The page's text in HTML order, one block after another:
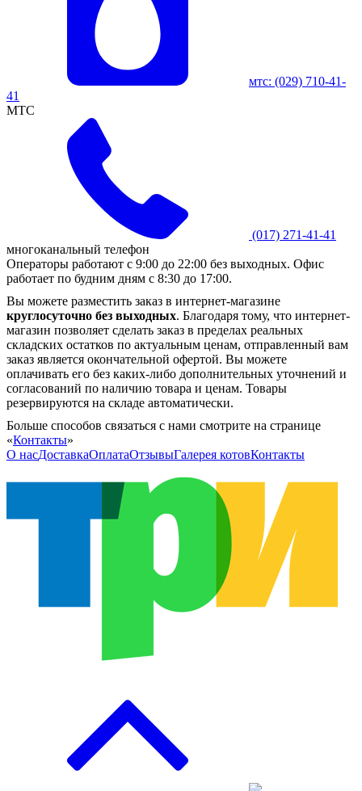
мтс: (029) 710-41-
41
MTC
(017) 271-41-41
многоканальный телефон
Операторы работают с 9:00 до 22:00 без выходных. Офис
работает по будним дням с 8:30 до 17:00.
Вы можете разместить заказ в интернет-магазине
круглосуточно без выходных. Благодаря тому, что интернет-
магазин позволяет сделать заказ в пределах реальных
складских остатков по актуальным ценам, отправленный вам
заказ является окончательной офертой. Вы можете
оплачивать его без каких-либо дополнительных уточнений и
согласований по наличию товара и ценам. Товары
резервируются на складе автоматически.
Больше способов связаться с нами смотрите на странице
«Контакты»
О насДоставкаОплатаОтзывыГалерея котовКонтакты